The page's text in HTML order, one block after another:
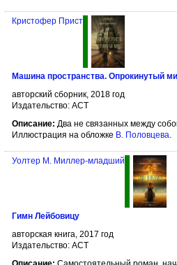
Кристофер Прист
Машина пространства. Опрокинутый
авторский сборник, 2018 год
Издательство: АСТ
Описание: Два не связанных между
Иллюстрация на обложке В. Половцева.
Уолтер М. Миллер-младший
Гимн Лейбовицу
авторская книга, 2017 год
Издательство: АСТ